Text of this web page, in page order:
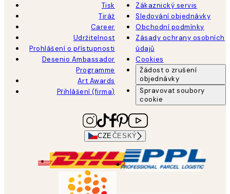
Tisk
Tiráž
Career
Udržitelnost
Prohlášení o přístupnosti
Desenio Ambassador
Programme
Art Awards
Přihlášení (firma)
Zákaznický servis
Sledování objednávky
Obchodní podmínky
Zásady ochrany osobních
údajů
Cookies
Žádost o zrušení
objednávky
Spravovat soubory
cookie
CZEČESKÝ